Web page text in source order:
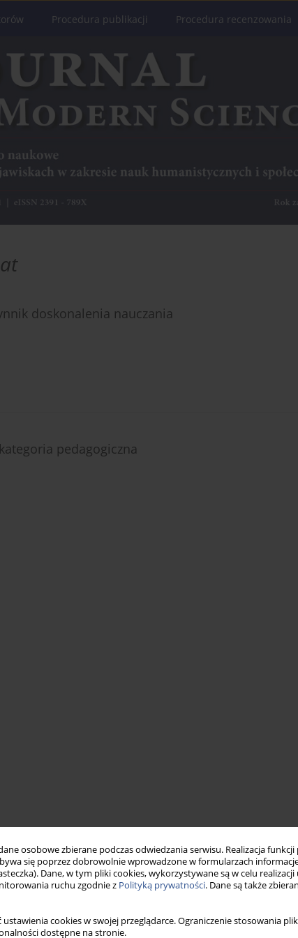
osobowe zbierane podczas odwiedzania serwisu. Realizacja
się poprzez dobrowolnie wprowadzone w formularzach
Dane, w tym pliki cookies, wykorzystywane są w celu
ruchu zgodnie z Polityką prywatności. Dane są także
ustawienia cookies w swojej przeglądarce. Ograniczenie stosowania
dostępne na stronie.
Procedura publikacji Procedura recenzowania
doskonalenia nauczania
pedagogiczna